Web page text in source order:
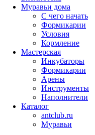
Муравьи дома
С чего начать
Формикарии
Условия
Кормление
Мастерская
Инкубаторы
Формикарии
Арены
Инструменты
Наполнители
Каталог
antclub.ru
Муравьи